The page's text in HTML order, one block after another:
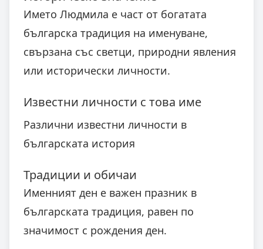
Името Людмила е част от богатата
българска традиция на именуване,
свързана със светци, природни явления
или исторически личности.
Известни личности с това име
Различни известни личности в
българската история
Традиции и обичаи
Именният ден е важен празник в
българската традиция, равен по
значимост с рождения ден.